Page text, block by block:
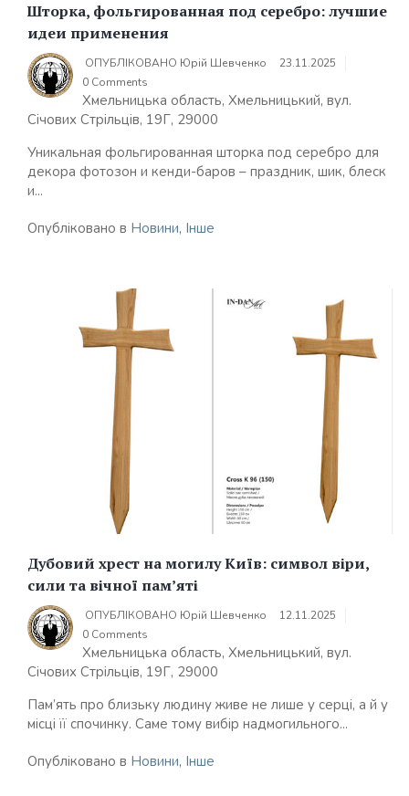
Шторка, фольгированная под серебро: лучшие
идеи применения
ОПУБЛІКОВАНО Юрій Шевченко
23.11.2025
0 Comments
Хмельницька область, Хмельницький, вул.
Січових Стрільців, 19Г, 29000
Уникальная фольгированная шторка под серебро для
декора фотозон и кенди-баров – праздник, шик, блеск
и...
Опубліковано в Новини, Інше
Дубовий хрест на могилу Київ: символ віри,
сили та вічної пам’яті
ОПУБЛІКОВАНО Юрій Шевченко
12.11.2025
0 Comments
Хмельницька область, Хмельницький, вул.
Січових Стрільців, 19Г, 29000
Пам’ять про близьку людину живе не лише у серці, а й у
місці її спочинку. Саме тому вибір надмогильного...
Опубліковано в Новини, Інше